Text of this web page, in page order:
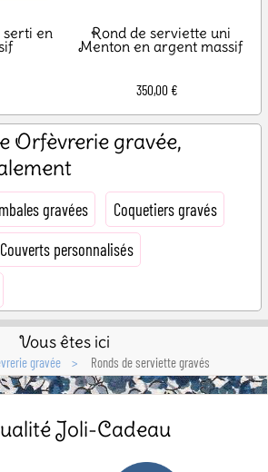
serti en Rond de serviette uni
Menton en argent massif
350,00 €
Orfèvrerie gravée,
gravées Coquetiers gravés
Couverts personnalisés
Vous êtes ici
gravée Ronds de serviette gravés
Joli-Cadeau